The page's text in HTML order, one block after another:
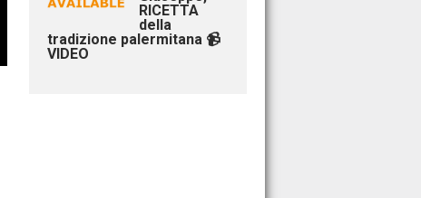
RICETTA
della
tradizione palermitana 📹
VIDEO